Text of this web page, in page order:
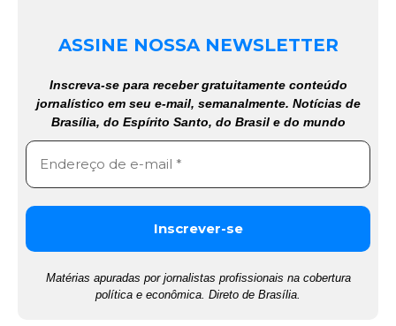
ASSINE NOSSA NEWSLETTER
Inscreva-se para receber gratuitamente conteúdo
jornalístico em seu e-mail, semanalmente. Notícias de
Brasília, do Espírito Santo, do Brasil e do mundo
Matérias apuradas por jornalistas profissionais na cobertura
política e econômica. Direto de Brasília.